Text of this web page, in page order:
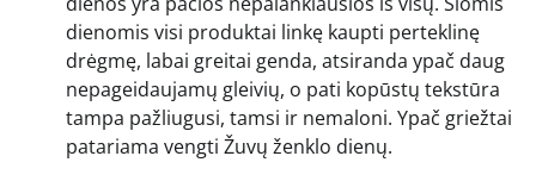
dienomis visi produktai linkę kaupti perteklinę
drėgmę, labai greitai genda, atsiranda ypač daug
nepageidaujamų gleivių, o pati kopūstų tekstūra
tampa pažliugusi, tamsi ir nemaloni. Ypač griežtai
patariama vengti Žuvų ženklo dienų.